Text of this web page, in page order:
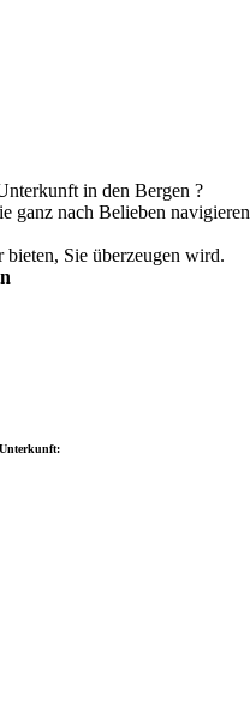
in den Bergen ?
ganz nach Belieben navigieren
bieten, Sie überzeugen wird.